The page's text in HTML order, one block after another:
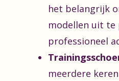
het belangrijk
modellen uit te
professioneel
meerdere